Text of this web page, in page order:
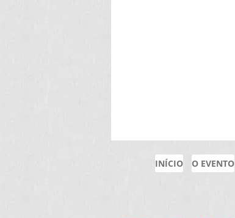
INÍCIO O EVENTO